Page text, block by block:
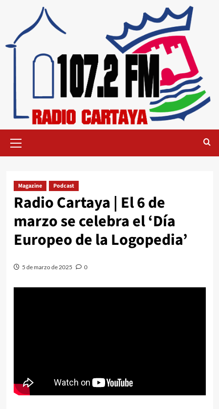
Magazine Podcast
Radio Cartaya | El 6 de
marzo se celebra el ‘Día
Europeo de la Logopedia’
5 de marzo de 2025 0